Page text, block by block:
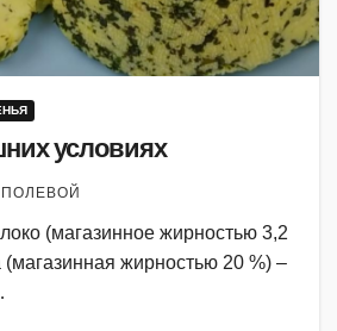
условиях
ПОЛЕВОЙ
(магазинное жирностью 3,2
жирностью 20 %) –